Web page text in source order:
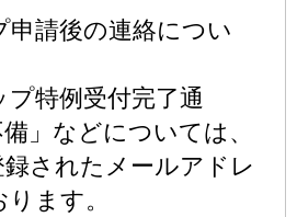
申請後の連絡につい
プ特例受付完了通
」などについては、
されたメールアドレ
ます。